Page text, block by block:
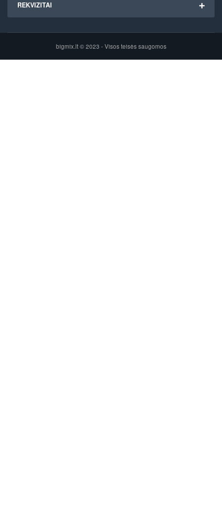
REKVIZITAI
bigmix.lt © 2023 - Visos teisės saugomos